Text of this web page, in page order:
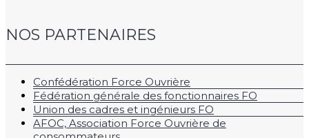
NOS PARTENAIRES
Confédération Force Ouvrière
Fédération générale des fonctionnaires FO
Union des cadres et ingénieurs FO
AFOC, Association Force Ouvrière de